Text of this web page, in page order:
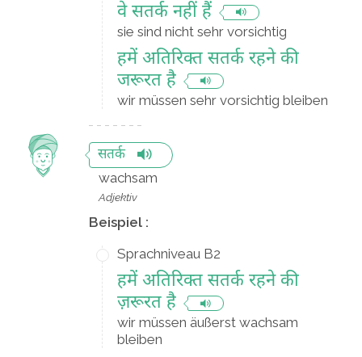
वे सतर्क नहीं हैं
sie sind nicht sehr vorsichtig
हमें अतिरिक्त सतर्क रहने की
जरूरत है
wir müssen sehr vorsichtig bleiben
सतर्क
wachsam
Adjektiv
Beispiel :
Sprachniveau B2
हमें अतिरिक्त सतर्क रहने की
ज़रूरत है
wir müssen äußerst wachsam
bleiben